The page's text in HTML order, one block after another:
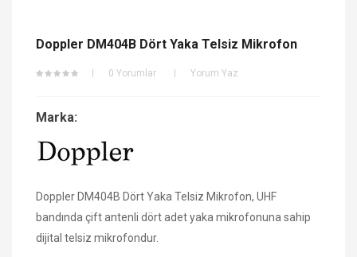
Doppler DM404B Dört Yaka Telsiz Mikrofon
0 Yorumlar Yorum Yaz
Marka:
Doppler DM404B Dört Yaka Telsiz Mikrofon, UHF
bandında çift antenli dört adet yaka mikrofonuna sahip
dijital telsiz mikrofondur.